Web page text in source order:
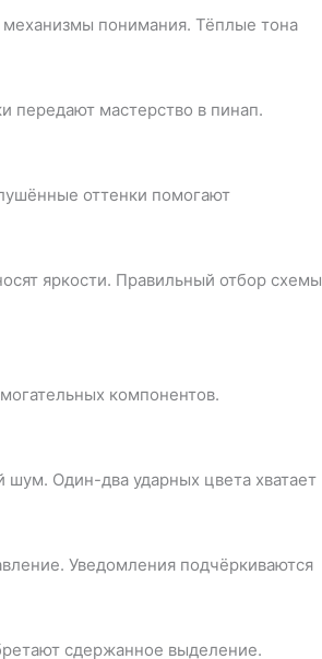
понимания. Тёплые тона
передают мастерство в пинап.
оттенки помогают
яркости. Правильный отбор схемы
компонентов.
шум. Один-два ударных цвета хватает
Уведомления подчёркиваются
сдержанное выделение.